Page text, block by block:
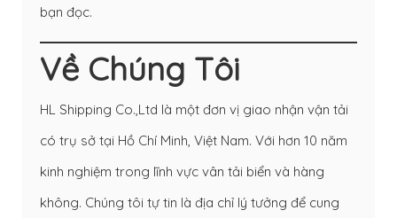
bạn đọc.
Về Chúng Tôi
HL Shipping Co.,Ltd là một đơn vị giao nhận vận tải
có trụ sở tại Hồ Chí Minh, Việt Nam. Với hơn 10 năm
kinh nghiệm trong lĩnh vực vân tải biển và hàng
không. Chúng tôi tự tin là địa chỉ lý tưởng để cung